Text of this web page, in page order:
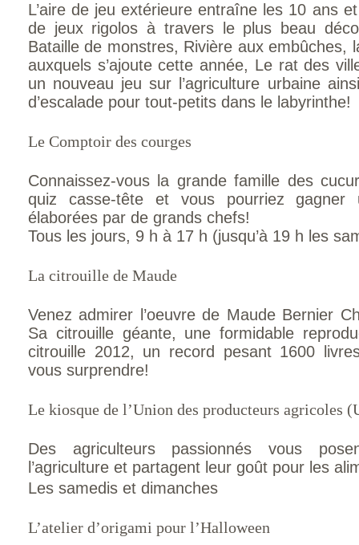
L’aire de jeu extérieure entraîne les 10 ans
de jeux rigolos à travers le plus beau
Bataille de monstres, Rivière aux embûches,
auxquels s’ajoute cette année, Le rat des
un nouveau jeu sur l’agriculture urbaine
d’escalade pour tout-petits dans le labyrinthe!
Le Comptoir des courges
Connaissez-vous la grande famille des
quiz casse-tête et vous pourriez gagner
élaborées par de grands chefs!
Tous les jours, 9 h à 17 h (jusqu’à 19 h les
La citrouille de Maude
Venez admirer l’oeuvre de Maude Bernier
Sa citrouille géante, une formidable
citrouille 2012, un record pesant 1600
vous surprendre!
Le kiosque de l’Union des producteurs agricoles
Des agriculteurs passionnés vous
l’agriculture et partagent leur goût pour les
Les samedis et dimanches
L’atelier d’origami pour l’Halloween